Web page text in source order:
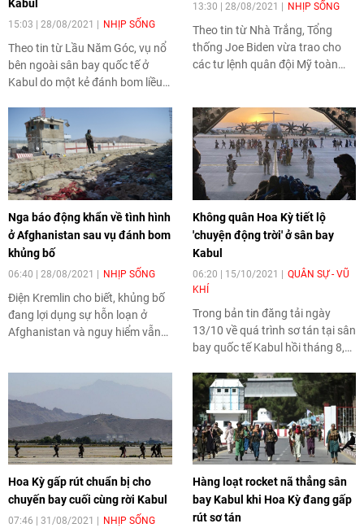
Kabul
15:03 | 28/08/2021 NHỊP SỐNG
Theo tin từ Lầu Năm Góc, vụ nổ
bên ngoài sân bay quốc tế ở
Kabul do một kẻ đánh bom liều
nổ thứ hai xảy ra tại một khách
sạn gần đó.
13:30 | 28/08/2021 NHỊP SỐNG
Theo tin từ Nhà Trắng, Tổng
thống Joe Biden vừa trao cho
các tư lệnh quân đội Mỹ toàn
- lực lượng gây ra vụ tấn công
đẫm máu vào sân bay Kabul.
Nga báo động khẩn về tình hình
ở Afghanistan sau vụ đánh bom
khủng bố
06:40 | 28/08/2021 NHỊP SỐNG
Điện Kremlin cho biết, khủng bố
đang lợi dụng sự hỗn loạn ở
Afghanistan và nguy hiểm vẫn
Không quân Hoa Kỳ tiết lộ
'chuyện động trời' ở sân bay
Kabul
06:20 | 15/10/2021
QUÂN SỰ - VŨ
KHÍ
Trong bản tin đăng tải ngày
13/10 về quá trình sơ tán tại sân
bay quốc tế Kabul hồi tháng 8,
một vụ cướp máy bay thương
mại.
Hoa Kỳ gấp rút chuẩn bị cho
chuyến bay cuối cùng rời Kabul
07:46 | 31/08/2021 NHỊP SỐNG
Hàng loạt rocket nã thẳng sân
bay Kabul khi Hoa Kỳ đang gấp
rút sơ tán